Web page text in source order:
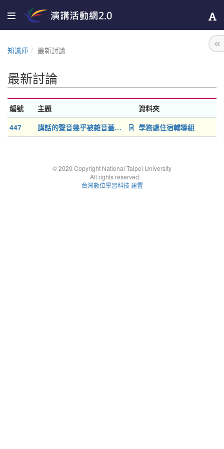
知識庫 最新討論
最新討論
編號 主題
資料夾
447
講話的聲音幾乎被雜音蓋掉了根本聽不清楚:( 學務處住宿輔導組
© 2020 Copyright National Taipei University
All rights reserved.
台灣數位學習科技 建置